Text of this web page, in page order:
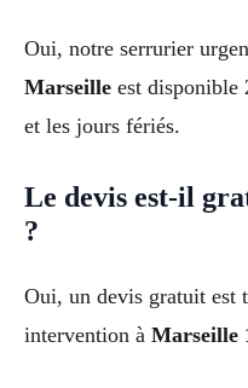
Oui, notre serrurier
Marseille est disponible
et les jours fériés.
Le devis est-il
?
Oui, un devis gratuit est
intervention à Marseille